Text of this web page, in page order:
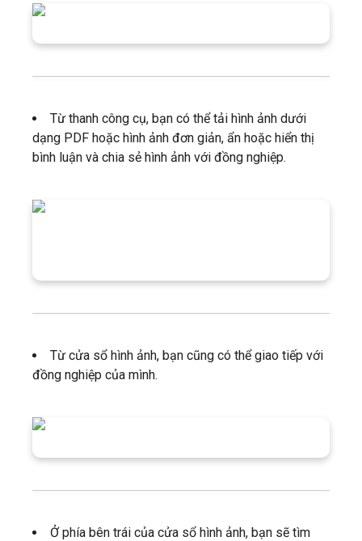
Từ thanh công cụ, bạn có thể tải hình ảnh dưới
dạng PDF hoặc hình ảnh đơn giản, ẩn hoặc hiển thị
bình luận và chia sẻ hình ảnh với đồng nghiệp.
Từ cửa sổ hình ảnh, bạn cũng có thể giao tiếp với
đồng nghiệp của mình.
Ở phía bên trái của cửa sổ hình ảnh, bạn sẽ tìm